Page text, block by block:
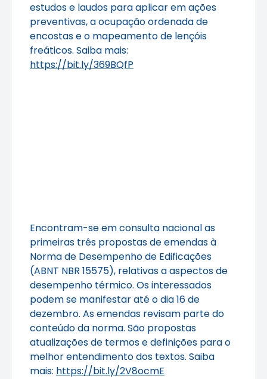
estudos e laudos para aplicar em ações
preventivas, a ocupação ordenada de
encostas e o mapeamento de lençóis
freáticos. Saiba mais:
https://bit.ly/369BQfP
Encontram-se em consulta nacional as
primeiras três propostas de emendas à
Norma de Desempenho de Edificações
(ABNT NBR 15575), relativas a aspectos de
desempenho térmico. Os interessados
podem se manifestar até o dia 16 de
dezembro. As emendas revisam parte do
conteúdo da norma. São propostas
atualizações de termos e definições para o
melhor entendimento dos textos. Saiba
mais: https://bit.ly/2V8ocmE